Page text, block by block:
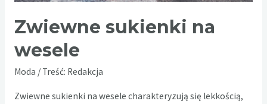
Zwiewne sukienki na
wesele
Moda / Treść: Redakcja
Zwiewne sukienki na wesele charakteryzują się lekkością,